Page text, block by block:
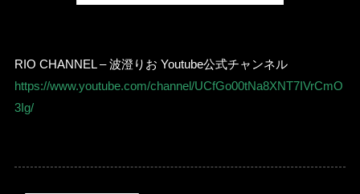
RIO CHANNEL – 波澄りお Youtube公式チャンネル
https://www.youtube.com/channel/UCfGo00tNa8XNT7IVrCmO
3Ig/